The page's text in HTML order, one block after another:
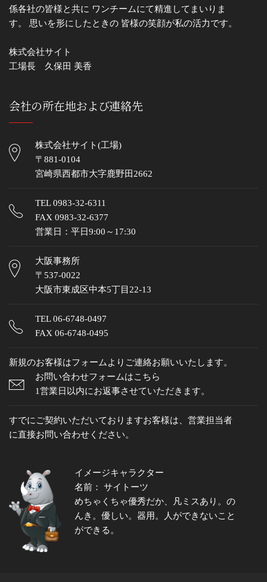
係各社の皆様と共に ワンチームにて精進してまいりま
す。 思いを形にしたときの 皆様の笑顔が私の活力です。
株式会社サイト
工場長 久保田 美香
会社の所在地および連絡先
株式会社サイト(工場)
〒881-0104
宮崎県西都市大字鹿野田2662
TEL0983-32-6311
FAX 0983-32-6377
営業日：平日9:00～17:30
大阪事務所
〒537-0022
大阪市東成区中本5丁目22-13
TEL06-6748-0497
FAX 06-6748-0495
新規のお客様はフォームよりご連絡お願いいたします。
お問い合わせフォームはこちら
1営業日以内にお返事させていただきます。
すでにご契約いただいておりますお客様は、営業担当者
に直接お問い合わせください。
イメージキャラクター
名前： サイトーツ
めちゃくちゃ優秀だか、凡ミスあり。の
んき。優しい。器用。人ができないこと
ができる。